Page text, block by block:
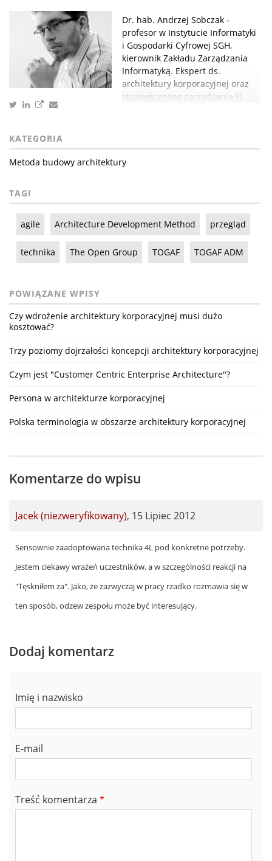
Dr. hab. Andrzej Sobczak -
profesor w Instytucie Informatyki
i Gospodarki Cyfrowej SGH,
kierownik Zakładu Zarządzania
Informatyką. Ekspert ds.
architektury korporacyjnej oraz
strategicznego zarządzania IT.
KATEGORIA
Metoda budowy architektury
TAGI
agile Architecture Development Method przegląd
technika The Open Group TOGAF TOGAF ADM
POWIĄZANE WPISY
Czy wdrożenie architektury korporacyjnej musi dużo
kosztować?
Trzy poziomy dojrzałości koncepcji architektury korporacyjnej
Czym jest "Customer Centric Enterprise Architecture"?
Persona w architekturze korporacyjnej
Polska terminologia w obszarze architektury korporacyjnej
Komentarze do wpisu
Jacek (niezweryfikowany), 15 Lipiec 2012
Sensownie zaadoptowana technika 4L pod konkretne potrzeby.
Jestem ciekawy wrażeń uczestników, a w szczególności reakcji na
"Tęskniłem za". Jako, że zazwyczaj w pracy rzadko rozmawia się w
ten sposób, odzew zespołu może być interesujący.
Dodaj komentarz
Imię i nazwisko
E-mail
Treść komentarza